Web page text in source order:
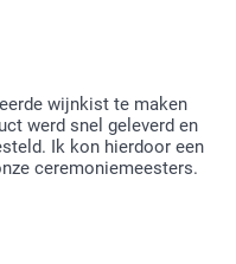
nieuwe wijnkistje. Wij
van!
geplaatst over een
jullie
wijnkist te maken
werd snel geleverd en
Ik kon hierdoor een
ceremoniemeesters.